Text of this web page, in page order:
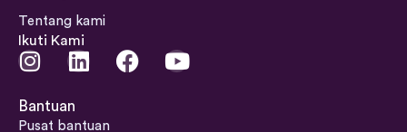
Tentang kami
Ikuti Kami
I
s
L
F
Y
Bantuan
Pusat bantuan